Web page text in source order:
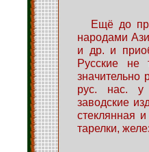
Ещё до
народами
и др. и
Русские не
значительно
рус. нас. у
заводские
стеклянная
тарелки,